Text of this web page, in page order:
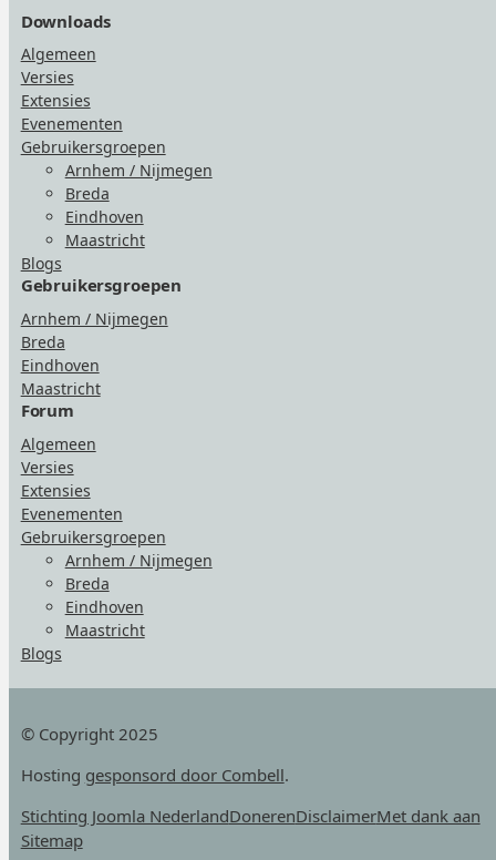
Downloads
Algemeen
Versies
Extensies
Evenementen
Gebruikersgroepen
Arnhem / Nijmegen
Breda
Eindhoven
Maastricht
Blogs
Gebruikersgroepen
Arnhem / Nijmegen
Breda
Eindhoven
Maastricht
Forum
Algemeen
Versies
Extensies
Evenementen
Gebruikersgroepen
Arnhem / Nijmegen
Breda
Eindhoven
Maastricht
Blogs
© Copyright 2025
Hosting gesponsord door Combell.
Stichting Joomla NederlandDonerenDisclaimerMet dank aan
Sitemap